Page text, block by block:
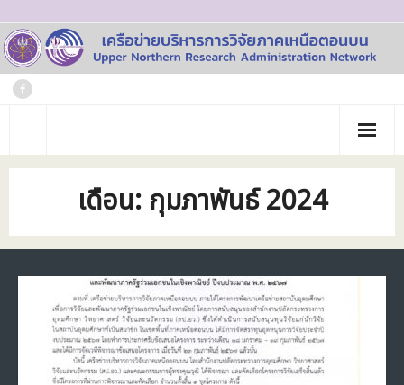
Skip
to
content
หน้าแรก
เกี่ยวกับเรา
- คณะทำงาน
- บุคลากร
ภาพกิจกรรม
วารสาร
เดือน: กุมภาพันธ์ 2024